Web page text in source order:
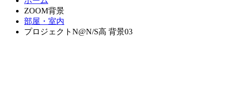
ZOOM背景
部屋・室内
プロジェクトN@N/S高 背景03